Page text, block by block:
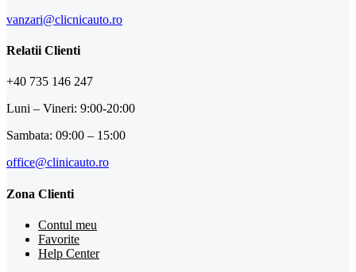
vanzari@clicnicauto.ro
Relatii Clienti
+40 735 146 247
Luni – Vineri: 9:00-20:00
Sambata: 09:00 – 15:00
office@clinicauto.ro
Zona Clienti
Contul meu
Favorite
Help Center